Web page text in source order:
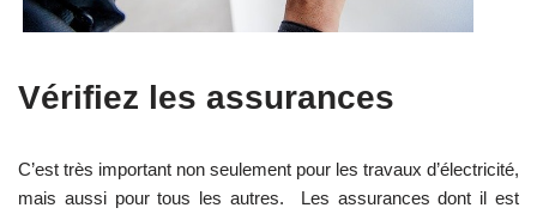
Vérifiez les assurances
C’est très important non seulement pour les travaux d’électricité,
mais aussi pour tous les autres. Les assurances dont il est